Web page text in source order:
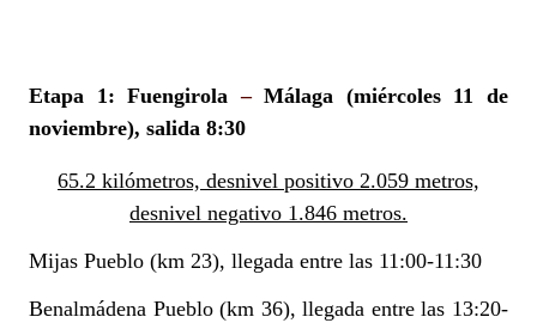
Etapa 1: Fuengirola–Málaga (miércoles 11 de
noviembre), salida 8:30
65.2 kilómetros, desnivel positivo 2.059 metros,
desnivel negativo 1.846 metros.
Mijas Pueblo (km 23), llegada entre las 11:00-11:30
Benalmádena Pueblo (km 36), llegada entre las 13:20-